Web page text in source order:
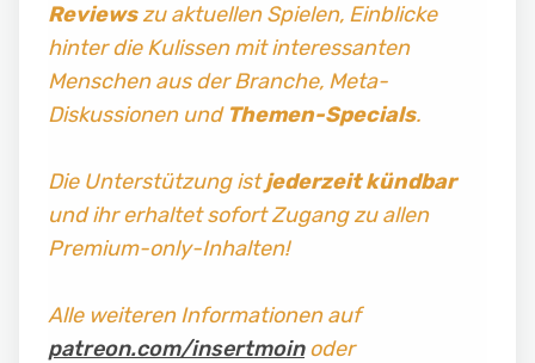
Reviewszu aktuellen Spielen, Einblicke
hinter die Kulissen mit interessanten
Menschen aus der Branche, Meta-
Diskussionen und Themen-Specials.
Die Unterstützung istjederzeit kündbar
und ihr erhaltet sofort Zugang zu allen
Premium-only-Inhalten!
Alle weiteren Informationen auf
patreon.com/insertmoinoder